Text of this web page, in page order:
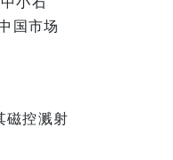
国市场
控溅射